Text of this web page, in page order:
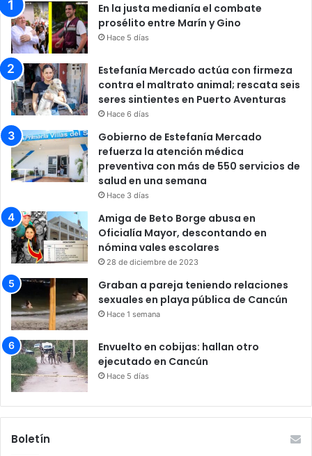
En la justa medianía el combate
prosélito entre Marín y Gino
Hace 5 días
Estefanía Mercado actúa con firmeza
contra el maltrato animal; rescata seis
seres sintientes en Puerto Aventuras
Hace 6 días
Gobierno de Estefanía Mercado
refuerza la atención médica
preventiva con más de 550 servicios de
salud en una semana
Hace 3 días
Amiga de Beto Borge abusa en
Oficialía Mayor, descontando en
nómina vales escolares
28 de diciembre de 2023
Graban a pareja teniendo relaciones
sexuales en playa pública de Cancún
Hace 1 semana
Envuelto en cobijas: hallan otro
ejecutado en Cancún
Hace 5 días
Boletín